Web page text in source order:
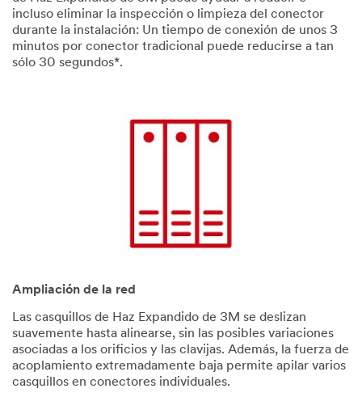
incluso eliminar la inspección o limpieza del conector
durante la instalación: Un tiempo de conexión de unos 3
minutos por conector tradicional puede reducirse a tan
sólo 30 segundos*.
Ampliación de la red
Las casquillos de Haz Expandido de 3M se deslizan
suavemente hasta alinearse, sin las posibles variaciones
asociadas a los orificios y las clavijas. Además, la fuerza de
acoplamiento extremadamente baja permite apilar varios
casquillos en conectores individuales.